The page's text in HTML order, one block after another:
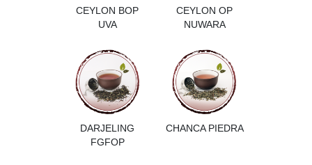
CEYLON BOP
UVA
CEYLON OP
NUWARA
DARJELING
FGFOP
CHANCA PIEDRA